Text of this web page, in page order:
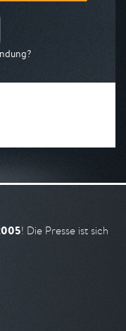
! Die Presse ist sich